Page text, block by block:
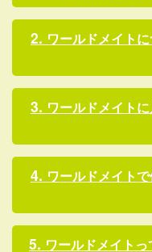
ワールドメイト
ワールドメイト
ワールドメイト
ワールドメイトっ